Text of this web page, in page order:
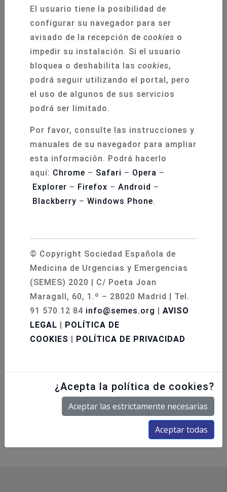
recibido formación teórica y práctica en
técnicas avanzadas de soporte vital pediátrico,
siguiendo los estándares establecidos por el
European Resuscitation Council (ERC)
del programa
EPALS (European Paediatric
Advanced Life Support)
. El entrenamiento ha
permitido reforzar competencias esenciales
para la atención de niños en situaciones de
emergencia y cuidados críticos.
Desde la organización se ha destacado el
los alumnos y la calidad del equipo docente,
aspectos que han sido clave para el éxito de
continuada de los profesionales sanitarios y
con la mejora de la calidad asistencial en el
ámbito de las urgencias y emergencias. En esta
ocasión, la formación ha estado centrada en la
atención pediátrica, un área especialmente
sensible que requiere una preparación específica
y altamente especializada, contribuyendo así a
calidad para los pacientes más jóvenes.
El usuario tiene la posibilidad de
configurar su navegador para ser
avisado de la recepción de cookies o
impedir su instalación. Si el usuario
bloquea o deshabilita las cookies,
podrá seguir utilizando el portal, pero
el uso de algunos de sus servicios
podrá ser limitado.
Por favor, consulte las instrucciones y
manuales de su navegador para ampliar
esta información. Podrá hacerlo
aquí: Chrome – Safari – Opera –
Explorer – Firefox – Android –
Blackberry – Windows Phone.
© Copyright Sociedad Española de
Medicina de Urgencias y Emergencias
(SEMES) 2020 | C/ Poeta Joan
Maragall, 60, 1.º – 28020 Madrid | Tel.
91 570 12 84 info@semes.org | AVISO
LEGAL | POLÍTICA DE
COOKIES | POLÍTICA DE PRIVACIDAD
¿Acepta la política de cookies?
Aceptar las estrictamente necesarias
Aceptar todas